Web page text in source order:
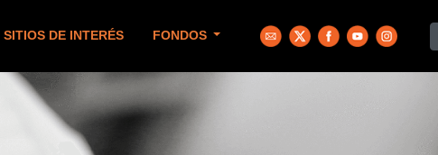
SITIOS DE INTERÉS FONDOS